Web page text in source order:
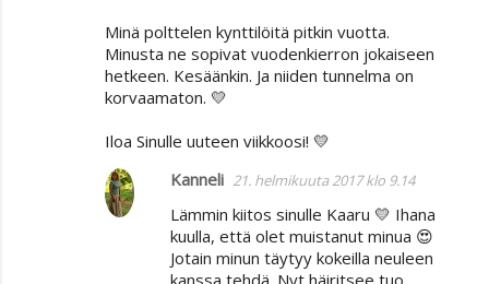
Minä polttelen kynttilöitä pitkin vuotta.
Minusta ne sopivat vuodenkierron jokaiseen
hetkeen. Kesäänkin. Ja niiden tunnelma on
korvaamaton. 💛
Iloa Sinulle uuteen viikkoosi! 💛
Kanneli 21. helmikuuta 2017 klo 9.14
Lämmin kiitos sinulle Kaaru 💛 Ihana
kuulla, että olet muistanut minua 😍
Jotain minun täytyy kokeilla neuleen
kanssa tehdä. Nyt häiritsee tuo